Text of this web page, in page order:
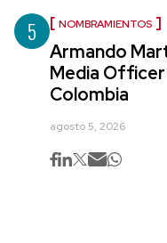
5 NOMBRAMIENTOS
Armando
Media Officer
Colombia
agosto 5, 2026